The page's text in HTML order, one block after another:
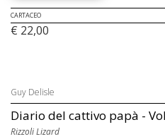
CARTACEO
€ 22,00
Guy Delisle
Diario del cattivo papà -
Rizzoli Lizard